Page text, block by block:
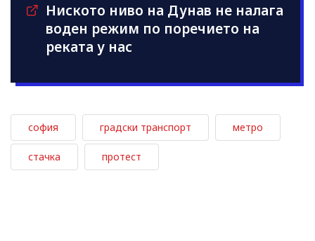
Ниското ниво на Дунав не налага
воден режим по поречието на
реката у нас
софия градски транспорт метро
стачка протест